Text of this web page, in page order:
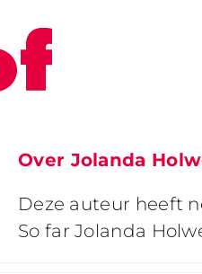
OverJolanda
Deze auteur heeft
So far Jolanda